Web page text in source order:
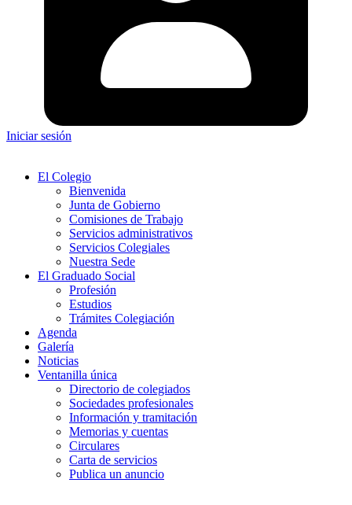
Iniciar sesión
El Colegio
Bienvenida
Junta de Gobierno
Comisiones de Trabajo
Servicios administrativos
Servicios Colegiales
Nuestra Sede
El Graduado Social
Profesión
Estudios
Trámites Colegiación
Agenda
Galería
Noticias
Ventanilla única
Directorio de colegiados
Sociedades profesionales
Información y tramitación
Memorias y cuentas
Circulares
Carta de servicios
Publica un anuncio